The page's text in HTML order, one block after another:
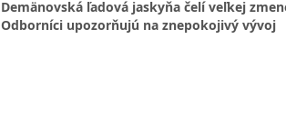
Demänovská ľadová jaskyňa čelí veľkej
Odborníci upozorňujú na znepokojivý vývoj